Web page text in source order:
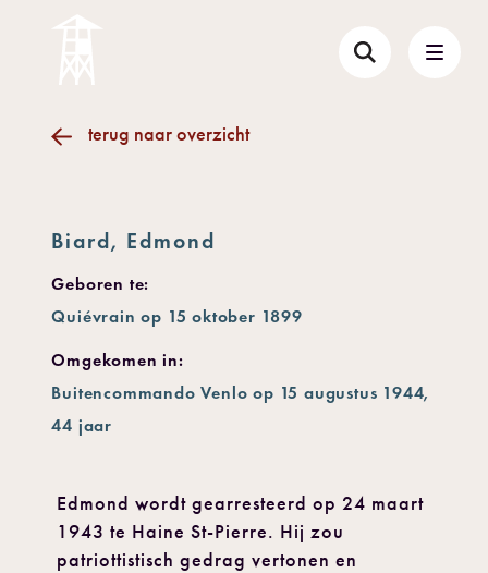
terug naar overzicht
Biard, Edmond
Geboren te:
Quiévrain op 15 oktober 1899
Omgekomen in:
Buitencommando Venlo op 15 augustus 1944,
44 jaar
Edmond wordt gearresteerd op 24 maart
1943 te Haine St-Pierre. Hij zou
patriottistisch gedrag vertonen en